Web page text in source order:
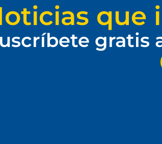
que
gratis